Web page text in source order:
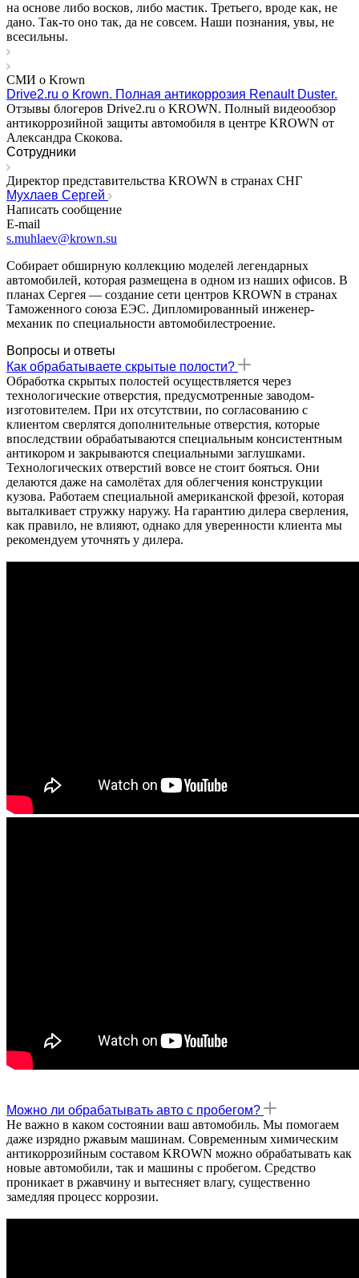
на основе либо восков, либо мастик. Третьего, вроде как, не
дано. Так-то оно так, да не совсем. Наши познания, увы, не
всесильны.
СМИ о Krown
Drive2.ru о Krown. Полная антикоррозия Renault Duster.
Отзывы блогеров Drive2.ru o KROWN. Полный видеообзор
антикоррозийной защиты автомобиля в центре KROWN от
Александра Скокова.
Сотрудники
Директор представительства KROWN в странах СНГ
Мухлаев Сергей
Написать сообщение
E-mail
s.muhlaev@krown.su
Собирает обширную коллекцию моделей легендарных
автомобилей, которая размещена в одном из наших офисов. В
планах Сергея — создание сети центров KROWN в странах
Таможенного союза ЕЭС. Дипломированный инженер-
механик по специальности автомобилестроение.
Вопросы и ответы
Как обрабатываете скрытые полости?
Обработка скрытых полостей осуществляется через
технологические отверстия, предусмотренные заводом-
изготовителем. При их отсутствии, по согласованию с
клиентом сверлятся дополнительные отверстия, которые
впоследствии обрабатываются специальным консистентным
антикором и закрываются специальными заглушками.
Технологических отверстий вовсе не стоит бояться. Они
делаются даже на самолётах для облегчения конструкции
кузова. Работаем специальной американской фрезой, которая
выталкивает стружку наружу. На гарантию дилера сверления,
как правило, не влияют, однако для уверенности клиента мы
рекомендуем уточнять у дилера.
Можно ли обрабатывать авто с пробегом?
Не важно в каком состоянии ваш автомобиль. Мы помогаем
даже изрядно ржавым машинам. Современным химическим
антикоррозийным составом KROWN можно обрабатывать как
новые автомобили, так и машины с пробегом. Средство
проникает в ржавчину и вытесняет влагу, существенно
замедляя процесс коррозии.